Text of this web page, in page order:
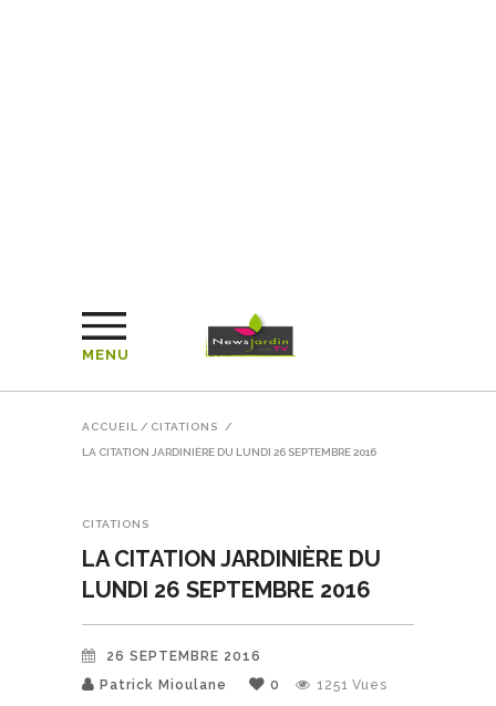
MENU
ACCUEIL / CITATIONS /
LA CITATION JARDINIÈRE DU LUNDI 26 SEPTEMBRE 2016
CITATIONS
LA CITATION JARDINIÈRE DU
LUNDI 26 SEPTEMBRE 2016
26 SEPTEMBRE 2016
Patrick Mioulane
0 1251 Vues